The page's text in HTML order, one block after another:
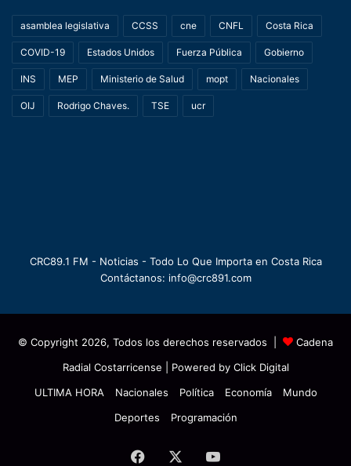
asamblea legislativa CCSS cne CNFL Costa Rica
COVID-19 Estados Unidos Fuerza Pública Gobierno
INS MEP Ministerio de Salud mopt Nacionales
OIJ Rodrigo Chaves. TSE ucr
CRC89.1 FM - Noticias - Todo Lo Que Importa en Costa Rica
Contáctanos: info@crc891.com
© Copyright 2026, Todos los derechos reservados |
Cadena
Radial Costarricense | Powered by Click Digital
ULTIMA HORA
Nacionales Política Economía
Mundo
Deportes
Programación
Facebook